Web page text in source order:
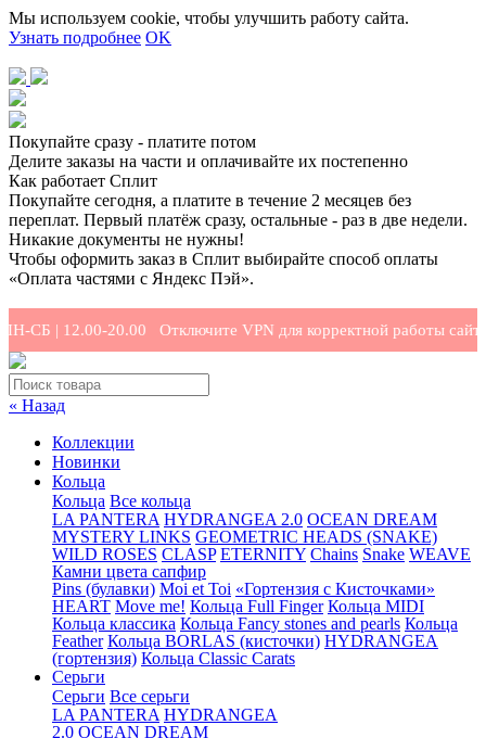
Мы используем cookie, чтобы улучшить работу сайта.
Узнать подробнее OK
Покупайте сразу - платите потом
Делите заказы на части и оплачивайте их постепенно
Как работает Сплит
Покупайте сегодня, а платите в течение 2 месяцев без
переплат. Первый платёж сразу, остальные - раз в две недели.
Никакие документы не нужны!
Чтобы оформить заказ в Сплит выбирайте способ оплаты
«Оплата частями с Яндекс Пэй».
| 12.00-20.00 Отключите VPN для корректной работы сайта.
« Назад
Коллекции
Новинки
Кольца
Кольца Все кольца
LA PANTERA HYDRANGEA 2.0 OCEAN DREAM
MYSTERY LINKS GEOMETRIC HEADS (SNAKE)
WILD ROSES CLASP ETERNITY Chains Snake WEAVE
Камни цвета сапфир
Pins (булавки) Moi et Toi «Гортензия с Кисточками»
HEART Move me! Кольца Full Finger Кольца MIDI
Кольца классика Кольца Fancy stones and pearls Кольца
Feather Кольца BORLAS (кисточки) HYDRANGEA
(гортензия) Кольца Classic Carats
Серьги
Серьги Все серьги
LA PANTERA HYDRANGEA
2.0 OCEAN DREAM